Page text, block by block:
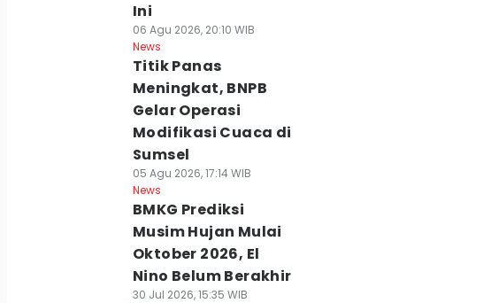
Ini
06 Agu 2026, 20:10 WIB
News
Titik Panas
Meningkat, BNPB
Gelar Operasi
Modifikasi Cuaca di
Sumsel
05 Agu 2026, 17:14 WIB
News
BMKG Prediksi
Musim Hujan Mulai
Oktober 2026, El
Nino Belum Berakhir
30 Jul 2026, 15:35 WIB